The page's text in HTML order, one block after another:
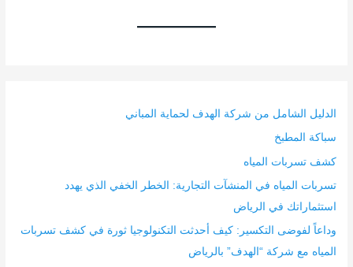
الدليل الشامل من شركة الهدف لحماية المباني
سباكة المطبخ
كشف تسربات المياه
تسربات المياه في المنشآت التجارية: الخطر الخفي الذي يهدد
استثماراتك في الرياض
وداعاً لفوضى التكسير: كيف أحدثت التكنولوجيا ثورة في كشف تسربات
المياه مع شركة “الهدف” بالرياض